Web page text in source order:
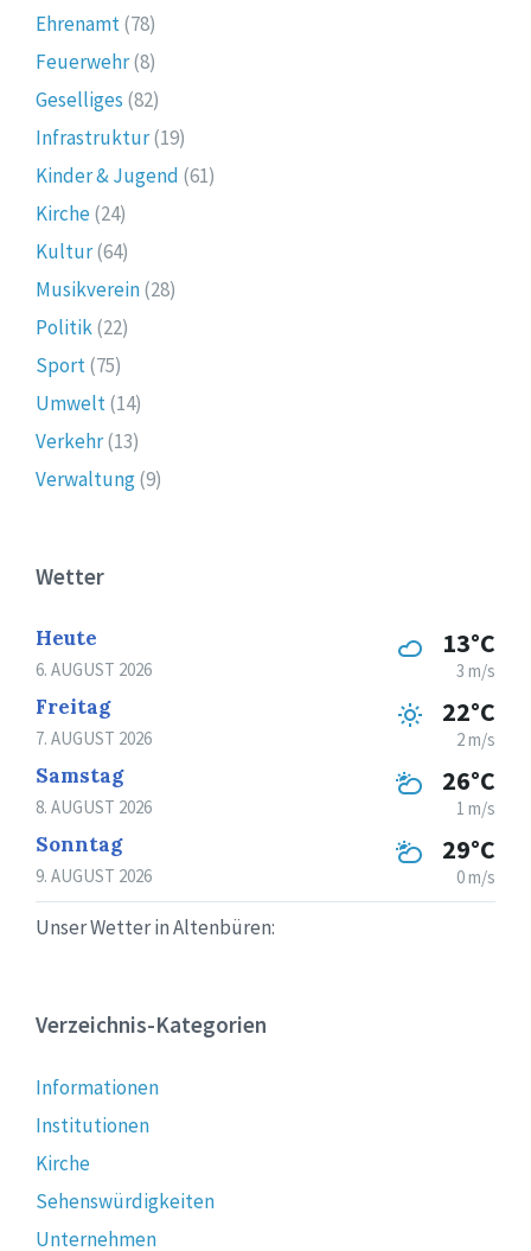
Ehrenamt(78)
Feuerwehr(8)
Geselliges (82)
Infrastruktur(19)
Kinder & Jugend (61)
Kirche(24)
Kultur(64)
Musikverein(28)
Politik(22)
Sport(75)
Umwelt(14)
Verkehr(13)
Verwaltung(9)
Wetter
Heute
6. AUGUST 2026
13°C
3 m/s
Freitag
7. AUGUST 2026
22°C
2 m/s
Samstag
8. AUGUST 2026
26°C
1 m/s
Sonntag
9. AUGUST 2026
29°C
0 m/s
Unser Wetter in Altenbüren:
Verzeichnis-Kategorien
Informationen
Institutionen
Kirche
Sehenswürdigkeiten
Unternehmen